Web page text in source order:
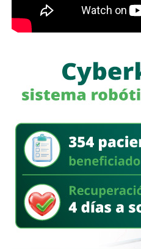
regulación específica para
circula la información, pero
pueden difundirse
sustento.
Para Sheinbaum,la
pasa por mantener
verdad.Para González, una
fundamentales del ejercicio
quien publica una
mediante su firma.
Por ahora, la postura
libertad de expresión sí,